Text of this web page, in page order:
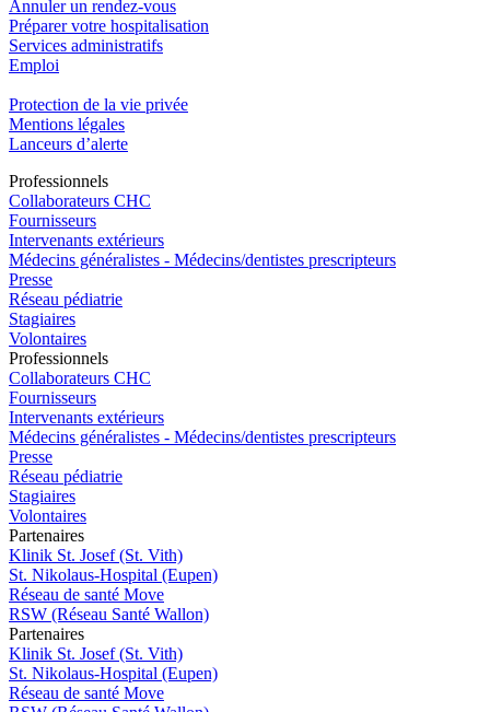
Annuler un rendez-vous
Préparer votre hospitalisation
Services administratifs
Emploi​
Protection de la vie privée
Mentions légales
Lanceurs d’alerte
Professionnels
Collaborateurs CHC
Fournisseurs
Intervenants extérieurs
Médecins généralistes - Médecins/dentistes prescripteurs
Presse
Réseau pédiatrie
Stagiaires
Volontaires
Professionnels
Collaborateurs CHC
Fournisseurs
Intervenants extérieurs
Médecins généralistes - Médecins/dentistes prescripteurs
Presse
Réseau pédiatrie
Stagiaires
Volontaires
Partenaires
Klinik St. Josef (St. Vith)
St. Nikolaus-Hospital (Eupen)
Réseau de santé Move
RSW (Réseau Santé Wallon)
Partenaires
Klinik St. Josef (St. Vith)
St. Nikolaus-Hospital (Eupen)
Réseau de santé Move